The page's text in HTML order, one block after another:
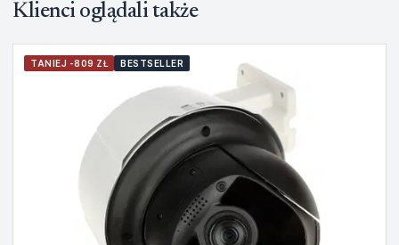
Klienci oglądali także
TANIEJ -809 ZŁ BESTSELLER